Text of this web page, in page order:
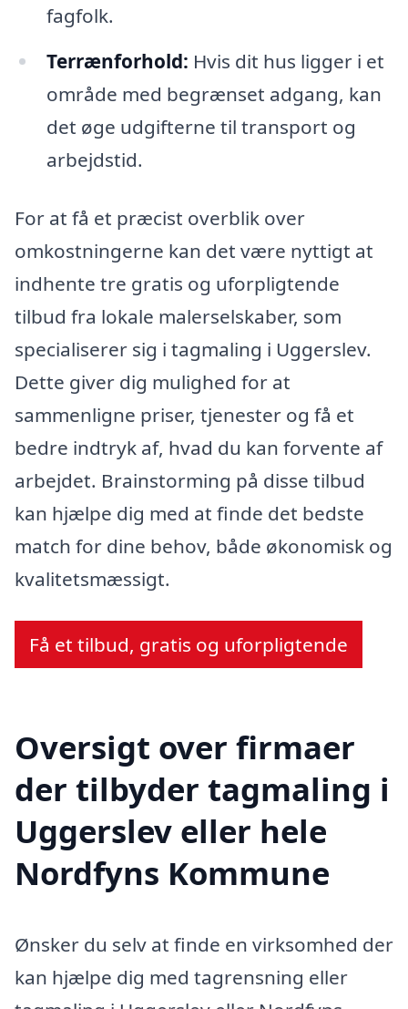
fagfolk.
Terrænforhold: Hvis dit hus ligger i et
område med begrænset adgang, kan
det øge udgifterne til transport og
arbejdstid.
For at få et præcist overblik over
omkostningerne kan det være nyttigt at
indhente tre gratis og uforpligtende
tilbud fra lokale malerselskaber, som
specialiserer sig i tagmaling i Uggerslev.
Dette giver dig mulighed for at
sammenligne priser, tjenester og få et
bedre indtryk af, hvad du kan forvente af
arbejdet. Brainstorming på disse tilbud
kan hjælpe dig med at finde det bedste
match for dine behov, både økonomisk og
kvalitetsmæssigt.
Få et tilbud, gratis og uforpligtende
Oversigt over firmaer
der tilbyder tagmaling i
Uggerslev eller hele
Nordfyns Kommune
Ønsker du selv at finde en virksomhed der
kan hjælpe dig med tagrensning eller